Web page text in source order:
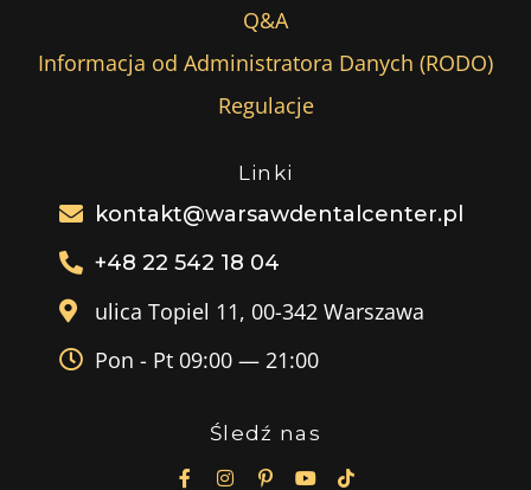
Q&A
Informacja od Administratora Danych (RODO)
Regulacje
Linki
kontakt@warsawdentalcenter.pl
+48 22 542 18 04
ulica Topiel 11, 00-342 Warszawa
Pon - Pt 09:00 — 21:00
Śledź nas